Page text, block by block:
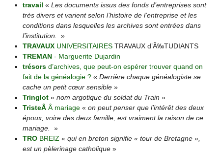
travail « Les documents issus des fonds d’entreprises sont
très divers et varient selon l’histoire de l’entreprise et les
conditions dans lesquelles les archives sont entrées dans
l’institution.
»
TRAVAUX UNIVERSITAIRESTRAVAUX d’Ã‰TUDIANTS
TREMAN - Marguerite Dujardin
trésors d’archives, que peut-on espérer trouver quand on
fait de la généalogie ?« Derrière chaque généalogiste se
cache un petit cœur sensible»
Tringlot« nom argotique du soldat du Train »
TristeÂ Â mariage« on peut penser que l’intérêt des deux
époux, voire des deux famille, est vraiment la raison de ce
mariage.
»
TRO BREIZ « qui en breton signifie « tour de Bretagne »,
est un pèlerinage catholique»